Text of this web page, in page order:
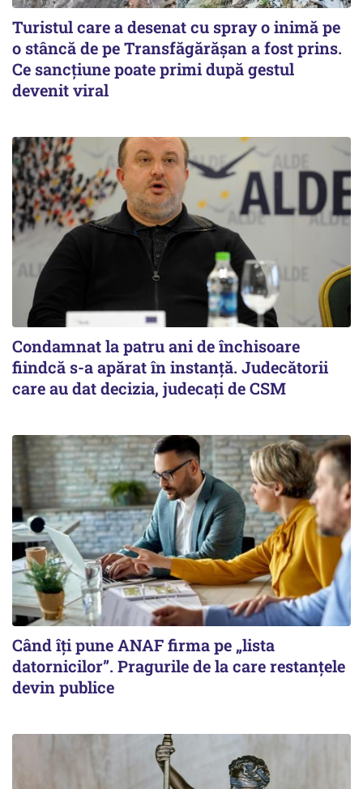
Turistul care a desenat cu spray o inimă pe
o stâncă de pe Transfăgărășan a fost prins.
Ce sancțiune poate primi după gestul
devenit viral
Condamnat la patru ani de închisoare
fiindcă s-a apărat în instanță. Judecătorii
care au dat decizia, judecați de CSM
Când îți pune ANAF firma pe „lista
datornicilor”. Pragurile de la care restanțele
devin publice